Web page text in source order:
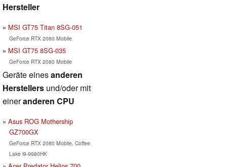
Hersteller
MSI GT75 Titan 8SG-051
GeForce RTX 2080 Mobile
MSI GT75 8SG-035
GeForce RTX 2080 Mobile
Geräte einesanderen
Herstellers und/oder mit
eineranderen CPU
Asus ROG Mothership
GZ700GX
GeForce RTX 2080 Mobile, Coffee
Lake i9-9980HK